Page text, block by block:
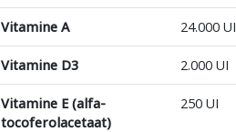
Vitamine A 24.000 UI
Vitamine D3 2.000 UI
Vitamine E (alfa-
tocoferolacetaat)
250 UI